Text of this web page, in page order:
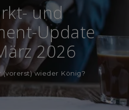
und
Update
2026
(vorerst) wieder König?